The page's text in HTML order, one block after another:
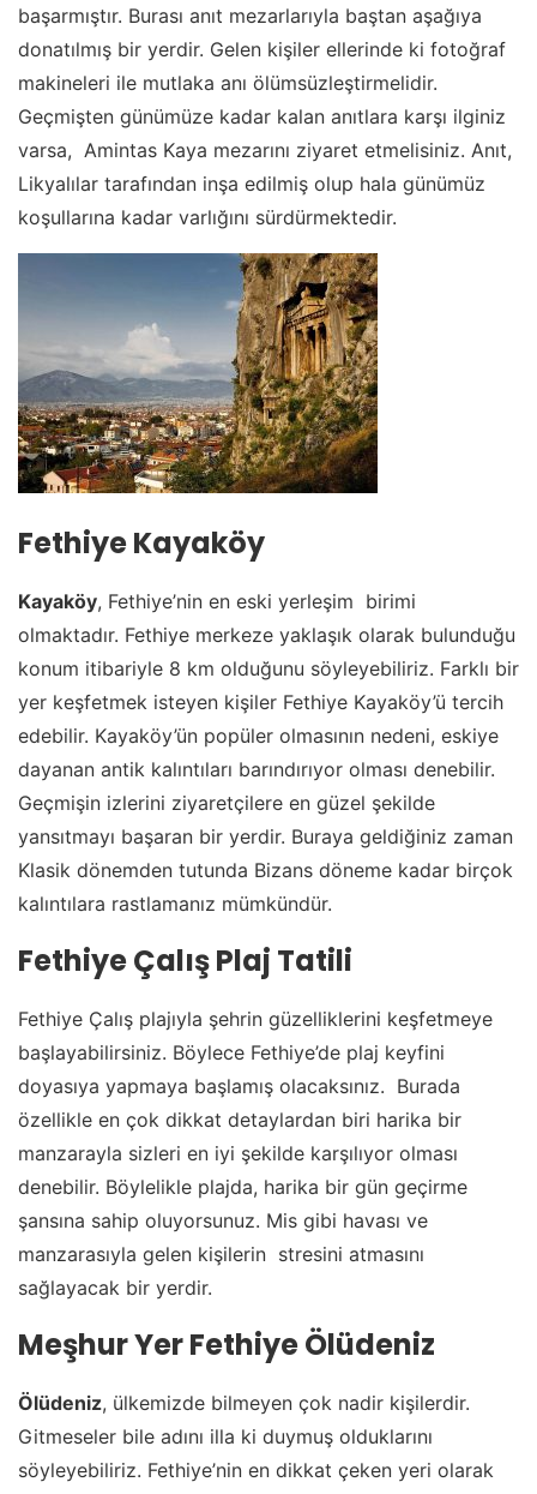
başarmıştır. Burası anıt mezarlarıyla baştan aşağıya
donatılmış bir yerdir. Gelen kişiler ellerinde ki fotoğraf
makineleri ile mutlaka anı ölümsüzleştirmelidir.
Geçmişten günümüze kadar kalan anıtlara karşı ilginiz
varsa, Amintas Kaya mezarını ziyaret etmelisiniz. Anıt,
Likyalılar tarafından inşa edilmiş olup hala günümüz
koşullarına kadar varlığını sürdürmektedir.
Fethiye Kayaköy
Kayaköy, Fethiye’nin en eski yerleşim birimi
olmaktadır. Fethiye merkeze yaklaşık olarak bulunduğu
konum itibariyle 8 km olduğunu söyleyebiliriz. Farklı bir
yer keşfetmek isteyen kişiler Fethiye Kayaköy’ü tercih
edebilir. Kayaköy’ün popüler olmasının nedeni, eskiye
dayanan antik kalıntıları barındırıyor olması denebilir.
Geçmişin izlerini ziyaretçilere en güzel şekilde
yansıtmayı başaran bir yerdir. Buraya geldiğiniz zaman
Klasik dönemden tutunda Bizans döneme kadar birçok
kalıntılara rastlamanız mümkündür.
Fethiye Çalış Plaj Tatili
Fethiye Çalış plajıyla şehrin güzelliklerini keşfetmeye
başlayabilirsiniz. Böylece Fethiye’de plaj keyfini
doyasıya yapmaya başlamış olacaksınız. Burada
özellikle en çok dikkat detaylardan biri harika bir
manzarayla sizleri en iyi şekilde karşılıyor olması
denebilir. Böylelikle plajda, harika bir gün geçirme
şansına sahip oluyorsunuz. Mis gibi havası ve
manzarasıyla gelen kişilerin stresini atmasını
sağlayacak bir yerdir.
Meşhur Yer Fethiye Ölüdeniz
Ölüdeniz, ülkemizde bilmeyen çok nadir kişilerdir.
Gitmeseler bile adını illa ki duymuş olduklarını
söyleyebiliriz. Fethiye’nin en dikkat çeken yeri olarak